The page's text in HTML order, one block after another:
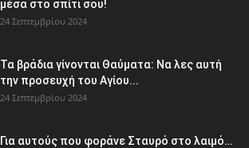
μέσα στο σπίτι σου!
24 Σεπτεμβρίου 2024
Τα βράδια γίνονται Θαύματα: Να λες αυτή
την προσευχή του Αγίου...
24 Σεπτεμβρίου 2024
Για αυτούς που φοράνε Σταυρό στο λαιμό…